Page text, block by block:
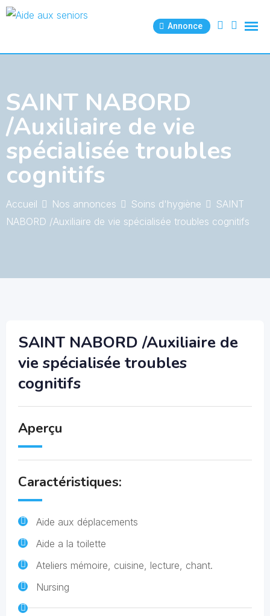
Skip
Annonce
SAINT NABORD
/Auxiliaire de vie
spécialisée troubles
cognitifs
Accueil Nos annonces Soins d'hygiène
SAINT
NABORD /Auxiliaire de vie spécialisée troubles cognitifs
SAINT NABORD /Auxiliaire de
vie spécialisée troubles
cognitifs
Aperçu
Caractéristiques:
Aide aux déplacements
Aide a la toilette
Ateliers mémoire, cuisine, lecture, chant.
Nursing